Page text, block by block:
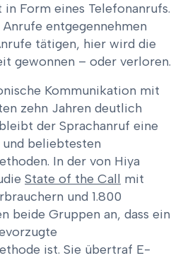
Form eines Telefonanrufs.
entgegennehmen
tätigen, hier wird die
gewonnen – oder verloren.
Kommunikation mit
zehn Jahren deutlich
der Sprachanruf eine
beliebtesten
In der von Hiya
State of the Call mit
und 1.800
beide Gruppen an, dass ein
ist. Sie übertraf E-